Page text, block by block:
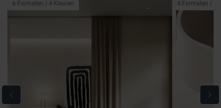
6 Formaten / 4 Kleuren 4 Formaten / 3